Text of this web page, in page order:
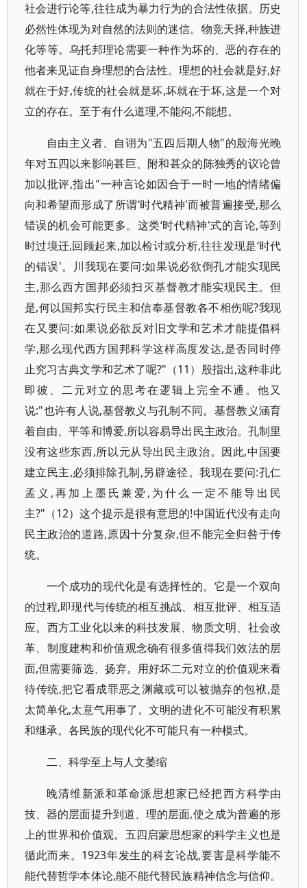
社会进行论等,往往成为暴力行为的合法性依据。历史
必然性体现为对自然的法则的迷信。物竞天择,种族进
化等等。乌托邦理论需要一种作为坏的、恶的存在的
他者来见证自身理想的合法性。理想的社会就是好,好
就在于好,传统的社会就是坏,坏就在于坏,这是一个对
立的存在。至于有什么道理,不能闷,不能想。
自由主义者、自诩为"五四后期人物"的殷海光晚
年对五四以来影响甚巨、附和甚众的陈独秀的议论曾
加以批评,指出"一种言论如因合于一时一地的情绪偏
向和希望而形成了所谓‘时代精神'而被普遍接受,那么
错误的机会可能更多。这类‘时代精神'式的言论,等到
时过境迁,回顾起来,加以检讨或分析,往往发现是‘时代
的错误'。川我现在要问:如果说必欲倒孔才能实现民
主,那么西方国邦必须扫灭基督教才能实现民主。但
是,何以国邦实行民主和信奉基督教各不相伤呢?我现
在又要问:如果说必欲反对旧文学和艺术才能提倡科
学,那么现代西方国邦科学这样高度发达,是否同时停
止究习古典文学和艺术了呢?"（11）殷指出,这种非此
即彼、二元对立的思考在逻辑上完全不通。他又
说:"也许有人说,基督教义与孔制不同。基督教义涵育
着自由、平等和博爱,所以容易导出民主政治。孔制里
没有这些东西,所以元从导出民主政治。因此,中国要
建立民主,必须排除孔制,另辟途径。我现在要问:孔仁
孟义,再加上墨氏兼爱,为什么一定不能导出民
主?"（12）这个提示是很有意思的!中国近代没有走向
民主政治的道路,原因十分复杂,但不能完全归咎于传
统。
一个成功的现代化是有选择性的。它是一个双向
的过程,即现代与传统的相互挑战、相互批评、相互适
应。西方工业化以来的科技发展、物质文明、社会改
革、制度建构和价值观念确有很多值得我们效法的层
面,但需要筛选、扬弃。用好坏二元对立的价值观来看
待传统,把它看成罪恶之渊藏或可以被抛弃的包袱,是
太简单化,太意气用事了。文明的进化不可能没有积累
和继承。各民族的现代化不可能只有一种模式。
二、科学至上与人文萎缩
晚清维新派和革命派思想家已经把西方科学由
技、器的层面提升到道、理的层面,使之成为普遍的形
上的世界和价值观。五四启蒙思想家的科学主义也是
循此而来。1923年发生的科玄论战,要害是科学能不
能代替哲学本体论,能不能代替民族精神信念与信仰。